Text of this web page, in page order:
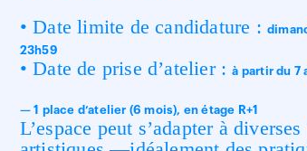
• Date limite de candidature :
23h59
• Date de prise d’atelier :à partir du 7
— 1 place d’atelier (6 mois), en étage R+1
L’espace peut s’adapter à